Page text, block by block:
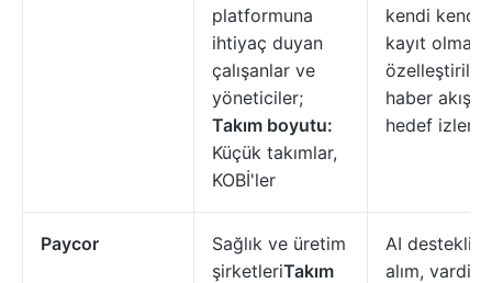
platformuna
ihtiyaç duyan
çalışanlar ve
yöneticiler;
Takım boyutu:
Küçük takımlar,
KOBİ'ler
kendi
kayıt olma,
haber
hedef izleme
Paycor
Sağlık ve üretim
şirketleriTakım
AI destekli
alım, vardiya